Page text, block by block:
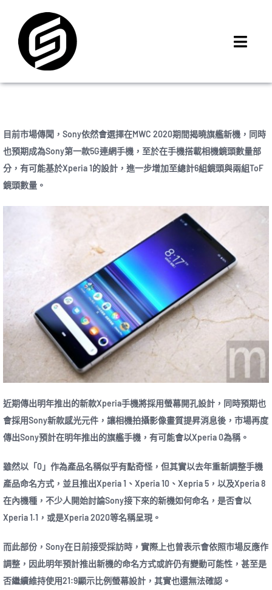
content
iPhone 回收價
線上商城
3C租賃
目前市場傳聞，Sony依然會選擇在MWC 2020期間揭曉旗艦新機，同時
也預期成為Sony第一款5G連網手機，至於在手機搭載相機鏡頭數量部
分，有可能基於Xperia 1的設計，進一步增加至總計6組鏡頭與兩組ToF
鏡頭數量。
近期傳出明年推出的新款Xperia手機將採用螢幕開孔設計，同時預期也
會採用Sony新款感光元件，讓相機拍攝影像畫質提昇消息後，市場再度
傳出Sony預計在明年推出的旗艦手機，有可能會以Xperia 0為稱。
雖然以「0」作為產品名稱似乎有點奇怪，但其實以去年重新調整手機
產品命名方式，並且推出Xperia 1、Xperia 10、Xepria 5，以及Xperia 8
在內機種，不少人開始討論Sony接下來的新機如何命名，是否會以
Xperia 1.1，或是Xperia 2020等名稱呈現。
而此部份，Sony在日前接受採訪時，實際上也曾表示會依照市場反應作
調整，因此明年預計推出新機的命名方式或許仍有變動可能性，甚至是
否繼續維持使用21:9顯示比例螢幕設計，其實也還無法確認。